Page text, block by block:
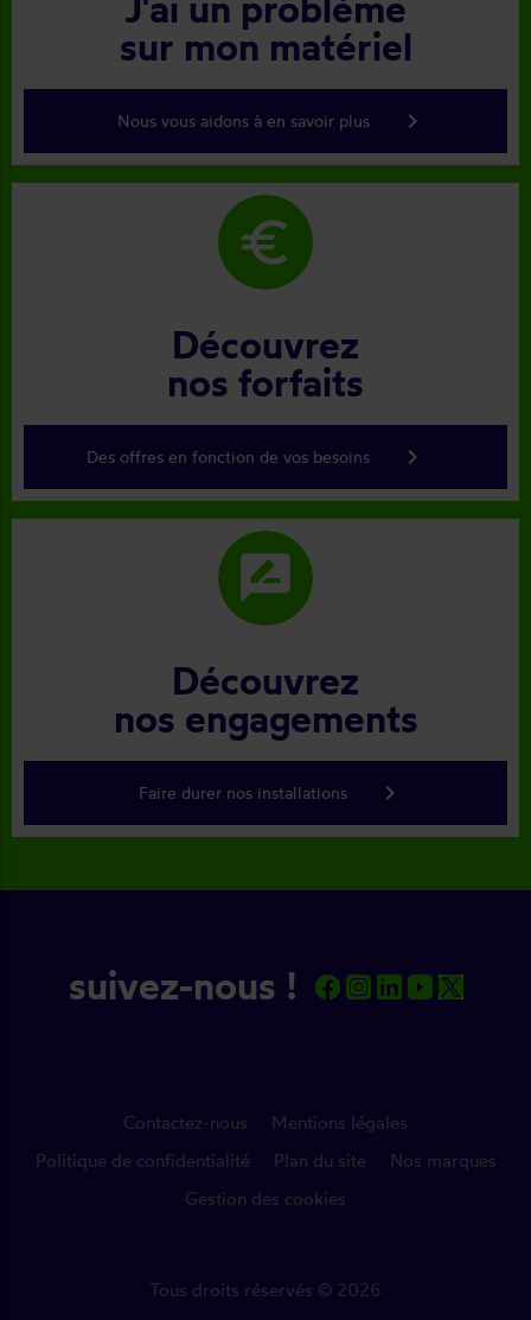
sur mon matériel
Nous vous aidons à en savoir plus keyboard_arrow_right
euro
Découvrez
nos forfaits
Des offres en fonction de vos besoins keyboard_arrow_right
rate_review
Découvrez
nos engagements
Faire durer nos installations keyboard_arrow_right
suivez-nous !
Contactez-nous
Mentions légales
Politique de confidentialité
Plan du site
Nos marques
Gestion des cookies
Tous droits réservés © 2026